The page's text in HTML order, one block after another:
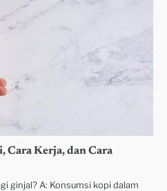
Cara Kerja, dan Cara
ginjal? A: Konsumsi kopi dalam